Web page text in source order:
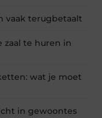
vaak terugbetaalt
zaal te huren in
wat je moet
in gewoontes